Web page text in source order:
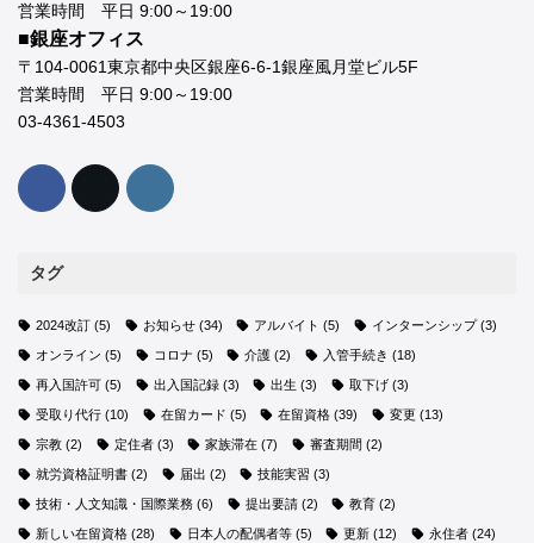
営業時間 平日 9:00～19:00
■銀座オフィス
〒104-0061東京都中央区銀座6-6-1銀座風月堂ビル5F
営業時間 平日 9:00～19:00
03-4361-4503
タグ
2024改訂 (5) お知らせ(34) アルバイト (5) インターンシップ(3)
オンライン (5) コロナ (5) 介護 (2) 入管手続き (18)
再入国許可 (5) 出入国記録(3) 出生 (3) 取下げ(3)
受取り代行 (10) 在留カード (5) 在留資格 (39) 変更 (13)
宗教 (2) 定住者(3) 家族滞在 (7) 審査期間 (2)
就労資格証明書 (2) 届出 (2) 技能実習 (3)
技術・人文知識・国際業務 (6) 提出要請(2) 教育 (2)
新しい在留資格 (28) 日本人の配偶者等(5) 更新 (12) 永住者(24)